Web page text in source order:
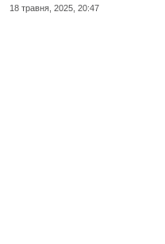
18 травня, 2025, 20:47